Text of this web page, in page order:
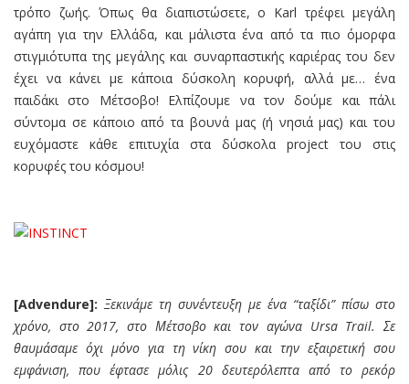
τρόπο ζωής. Όπως θα διαπιστώσετε, ο Karl τρέφει μεγάλη
αγάπη για την Ελλάδα, και μάλιστα ένα από τα πιο όμορφα
στιγμιότυπα της μεγάλης και συναρπαστικής καριέρας του δεν
έχει να κάνει με κάποια δύσκολη κορυφή, αλλά με… ένα
παιδάκι στο Μέτσοβο! Ελπίζουμε να τον δούμε και πάλι
σύντομα σε κάποιο από τα βουνά μας (ή νησιά μας) και του
ευχόμαστε κάθε επιτυχία στα δύσκολα project του στις
κορυφές του κόσμου!
[Advendure]: Ξεκινάμε τη συνέντευξη με ένα “ταξίδι” πίσω στο
χρόνο, στο 2017, στο Μέτσοβο και τον αγώνα Ursa Trail. Σε
θαυμάσαμε όχι μόνο για τη νίκη σου και την εξαιρετική σου
εμφάνιση, που έφτασε μόλις 20 δευτερόλεπτα από το ρεκόρ